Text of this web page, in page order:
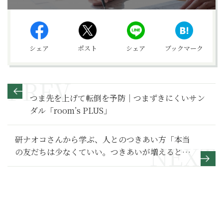
シェア ポスト シェア ブックマーク
つま先を上げて転倒を予防｜つまずきにくいサン
ダル「room’s PLUS」
研ナオコさんから学ぶ、人とのつきあい方「本当
の友だちは少なくていい。つきあいが増えると手
を抜いた関係ができてしまう」【70歳、すっぴん